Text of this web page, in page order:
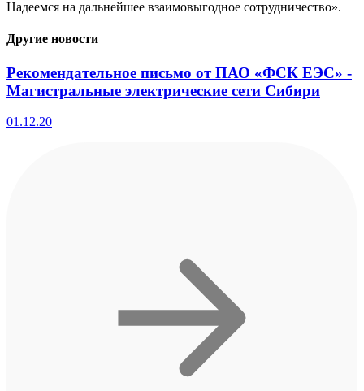
Надеемся на дальнейшее взаимовыгодное сотрудничество».
Другие новости
Рекомендательное письмо от ПАО «ФСК ЕЭС» -
Магистральные электрические сети Сибири
01.12.20